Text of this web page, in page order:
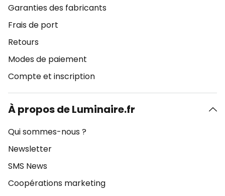
Garanties des fabricants
Frais de port
Retours
Modes de paiement
Compte et inscription
À propos de Luminaire.fr
Qui sommes-nous ?
Newsletter
SMS News
Coopérations marketing